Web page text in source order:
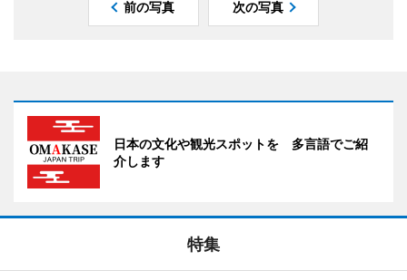
前の写真 次の写真
日本の文化や観光スポットを 多言語でご紹
介します
特集